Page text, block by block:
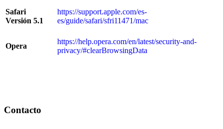
Safari
Versión 5.1
https://support.apple.com/es-
es/guide/safari/sfri11471/mac
Opera
https://help.opera.com/en/latest/security-and-
privacy/#clearBrowsingData
Contacto